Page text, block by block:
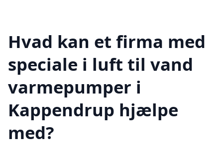
Hvad kan et firma med
speciale i luft til vand
varmepumper i
Kappendrup hjælpe
med?